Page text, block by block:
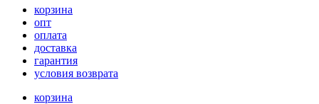
корзина
опт
оплата
доставка
гарантия
условия возврата
корзина